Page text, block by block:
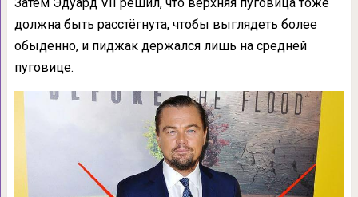
должна быть расстёгнута, чтобы выглядеть более
обыденно, и пиджак держался лишь на средней
пуговице.